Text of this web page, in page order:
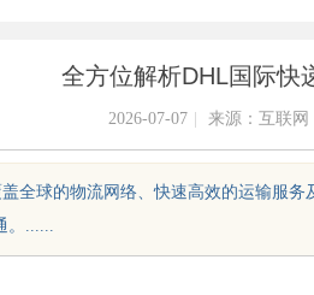
全方位解析DHL国际快
2026-07-07 来源：互联网
全球的物流网络、快速高效的运输服
。......